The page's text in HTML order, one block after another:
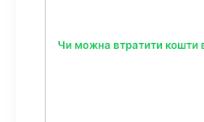
Чи можна втратити кошти